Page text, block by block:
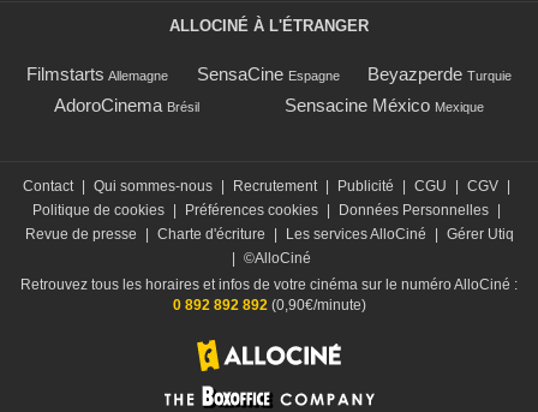
ALLOCINÉ À L'ÉTRANGER
Filmstarts Allemagne SensaCine Espagne Beyazperde Turquie
AdoroCinema Brésil Sensacine México Mexique
Contact Qui sommes-nous Recrutement Publicité CGU CGV
Politique de cookies
Préférences cookies Données Personnelles
Revue de presse
Charte d'écriture Les services AlloCiné
Gérer Utiq
©AlloCiné
Retrouvez tous les horaires et infos de votre cinéma sur le numéro AlloCiné :
0 892 892 892(0,90€/minute)